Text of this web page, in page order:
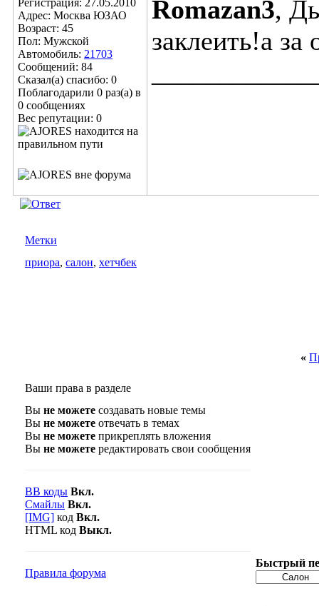
Регистрация: 27.05.2010
Адрес: Москва ЮЗАО
Возраст: 45
Пол: Мужской
Автомобиль: 21703
Сообщений: 84
Сказал(а) спасибо: 0
Поблагодарили 0 раз(а) в
0 сообщениях
Вес репутации: 0
Romazan3,
заклеить!а за
Метки
приора, салон, хетчбек
«
Ваши права в разделе
Вы не можете создавать новые темы
Вы не можете отвечать в темах
Вы не можете прикреплять вложения
Вы не можете редактировать свои сообщения
BB коды Вкл.
Смайлы Вкл.
[IMG] код Вкл.
HTML код Выкл.
Правила форума
Быстрый